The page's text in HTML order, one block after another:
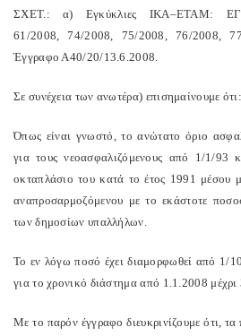
ΣΧΕΤ.: α) Εγκύκλιες ΙΚΑ–ΕΤΑΜ:
61/2008, 74/2008, 75/2008, 76/2008,
Έγγραφο Α40/20/13.6.2008.
Σε συνέχεια των ανωτέρα) επισημαίνουμε ότι:
Όπως είναι γνωστό,το ανώτατο όριο
για τους νεοασφαλιζόμενους από 1/1/93
οκταπλάσιο του κατά το έτος 1991 μέσου
αναπροσαρμοζόμενου με το εκάστοτε π
των δημοσίων υπαλλήλων.
Το εν λόγω ποσό έχει διαμορφωθεί από 1/
για το χρονικό διάστημα από 1.1.2008 μέχρι
Με το παρόν έγγραφο διευκρινίζουμε ότι,τα